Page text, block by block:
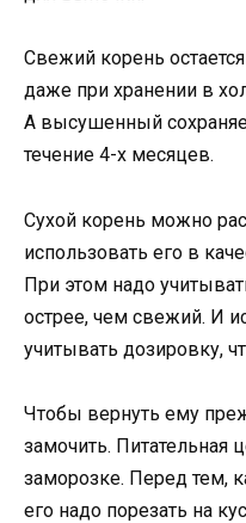
Свежий корень
даже при хранении в
А высушенный
течение 4-х месяцев.
Сухой корень можно
использовать его в
При этом надо
острее, чем свежий. И
учитывать дозировку,
Чтобы вернуть ему
замочить. Питательная
заморозке. Перед тем,
его надо порезать на